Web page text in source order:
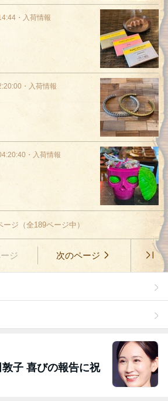
・ 入荷情報
・ 入荷情報
・ 入荷情報
ージ（全189ページ中）
ジ 次のページ
子 喜びの報告に祝